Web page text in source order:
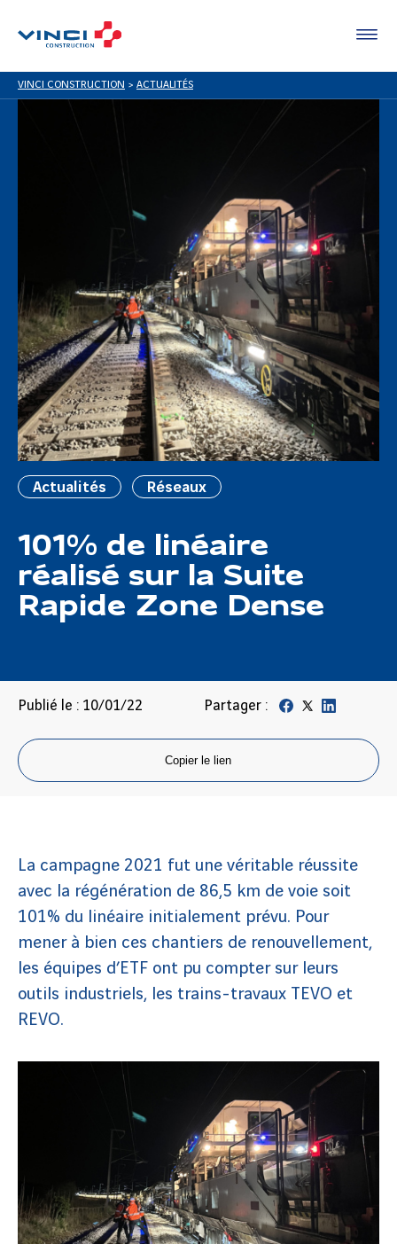
VINCI CONSTRUCTION > ACTUALITÉS
Actualités Réseaux
101% de linéaire
réalisé sur la Suite
Rapide Zone Dense
Publié le : 10/01/22 Partager :
Copier le lien
La campagne 2021 fut une véritable réussite
avec la régénération de 86,5 km de voie soit
101% du linéaire initialement prévu. Pour
mener à bien ces chantiers de renouvellement,
les équipes d’ETF ont pu compter sur leurs
outils industriels, les trains-travaux TEVO et
REVO.